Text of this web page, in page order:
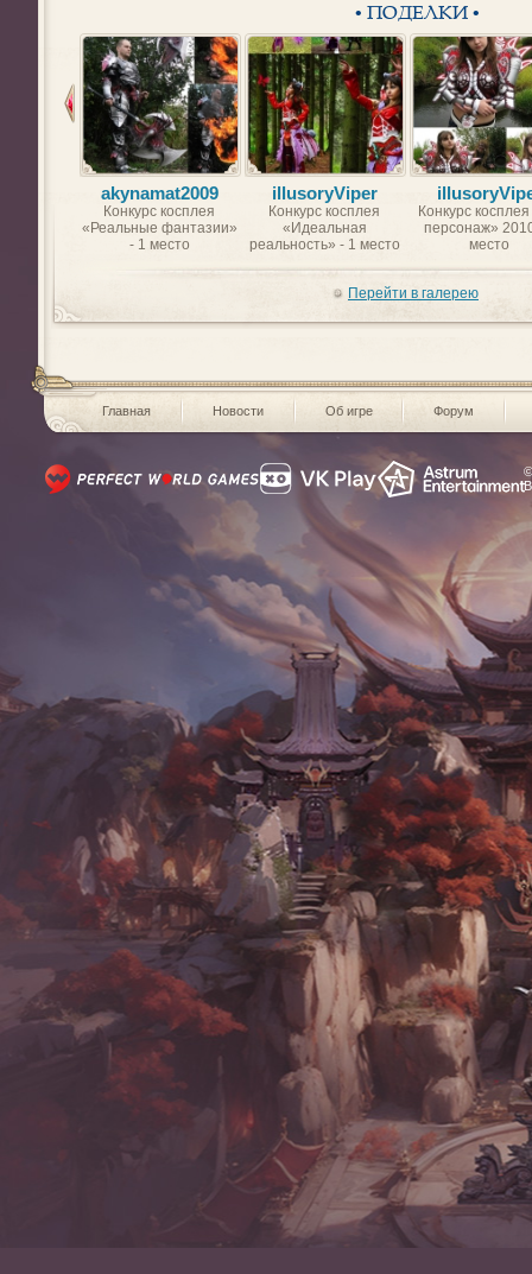
• ПОДЕЛКИ •
akynamat2009
Конкурс косплея
«Реальные фантазии»
- 1 место
illusoryViper
Конкурс косплея
«Идеальная
реальность» - 1 место
Конкурс
персонаж»
место
Перейти в галерею
Главная Новости Об игре Форум